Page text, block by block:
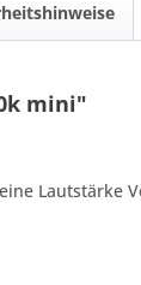
mini"
Lautstärke